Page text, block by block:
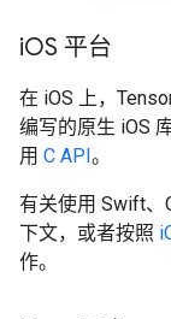
iOS 平台
在 iOS 上，
编写的原生 iOS
用 C API。
有关使用 Swift、
下文，或者按照
作。